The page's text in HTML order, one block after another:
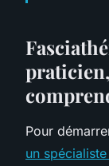
Pour
un